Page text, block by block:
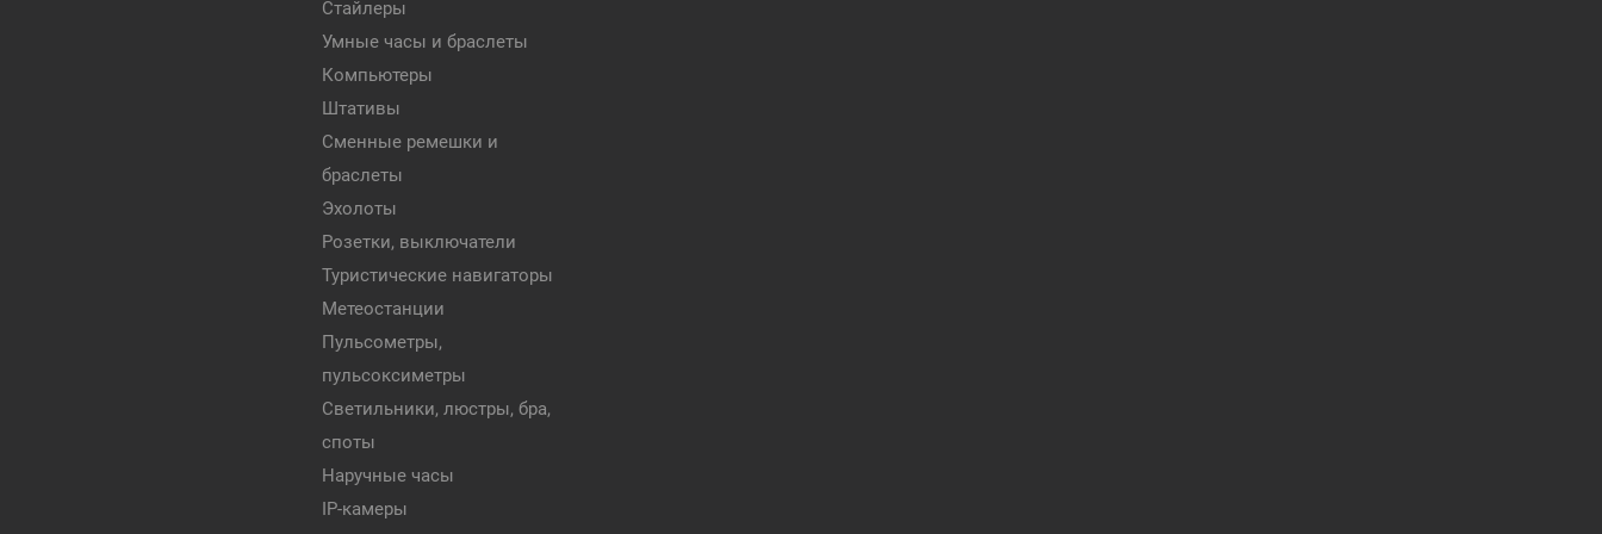
Стайлеры
Умные часы и браслеты
Компьютеры
Штативы
Сменные ремешки и
браслеты
Эхолоты
Розетки, выключатели
Туристические навигаторы
Метеостанции
Пульсометры,
пульсоксиметры
Светильники, люстры, бра,
споты
Наручные часы
IP-камеры